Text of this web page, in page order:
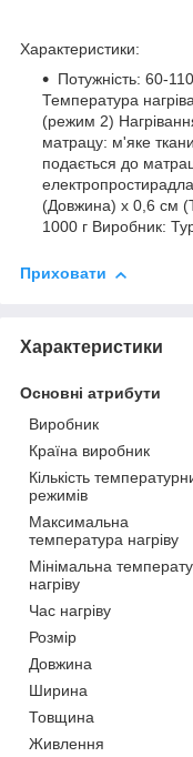
Характеристики:
Потужність: 60-
Температура
(режим 2)
матрацу: м'яке
подається до
(Довжина) х 0,6 см
1000 г Виробник:
Приховати
Характеристики
Основні атрибути
Виробник
Країна виробник
Кількість
режимів
Максимальна
температура нагріву
Мінімальна
нагріву
Час нагріву
Розмір
Довжина
Ширина
Товщина
Живлення